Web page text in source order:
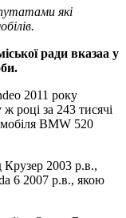
які
ради вказаа у
2011 року
році за 243 тисячі
BMW 520
Крузер 2003 р.в.,
6 2007 р.в., якою